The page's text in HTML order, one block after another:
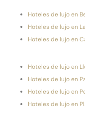
Hoteles de lujo en
Hoteles de lujo en
Hoteles de lujo en
Hoteles de lujo en
Hoteles de lujo en
Hoteles de lujo en
Hoteles de lujo en